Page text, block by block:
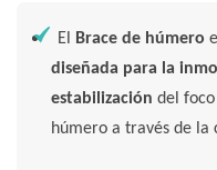
El Brace de húmero
diseñada para la
estabilización del
húmero a través de la